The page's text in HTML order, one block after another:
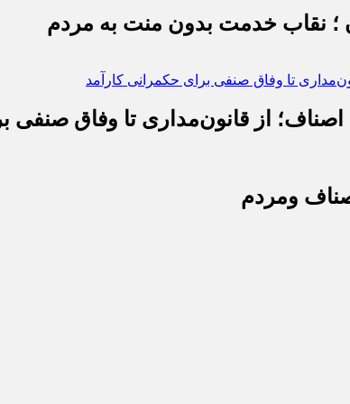
؛ نقاب خدمت بدون منت به مردم
از قانون‌مداری تا وفاق صنفی
ومردم